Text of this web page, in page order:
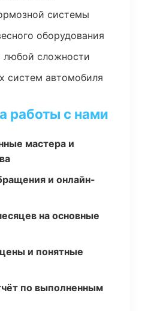
системы
оборудования
любой сложности
систем автомобиля
работы с нами
мастера и
и онлайн-
на основные
и понятные
по выполненным